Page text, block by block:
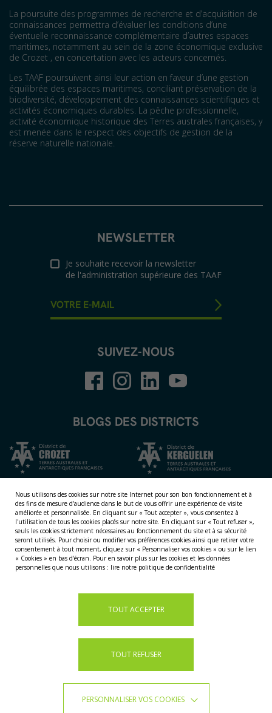
La poursuite des programmes de recherche et d’acquisition de
connaissances permettra d’évaluer les conditions d’une
éventuelle reconnaissance complémentaire d’autres espaces
maritimes, notamment au sein de la zone économique exclusive
de Crozet , en concertation avec les acteurs concernés.
Les TAAF poursuivent ainsi leur action en faveur d’une gestion
équilibrée des espaces maritimes, conciliant préservation de la
biodiversité, développement des connaissances scientifiques et
activités économiques durables. La pêche professionnelle,
activité économique historique des Terres australes françaises, y
est menée dans le respect des objectifs de gestion de la
réserve naturelle nationale.
NEWSLETTER
Je souhaite recevoir la newsletter
de l'administration supérieure des TAAF
SUIVEZ-NOUS
BLOGS DES DISTRICTS
NOS TERRITOIRES
Nous utilisons des cookies sur notre site Internet pour son bon fonctionnement et à
des fins de mesure d'audience dans le but de vous offrir une expérience de visite
améliorée et personnalisée. En cliquant sur « Tout accepter », vous consentez à
l'utilisation de tous les cookies placés sur notre site. En cliquant sur « Tout refuser »,
seuls les cookies strictement nécessaires au fonctionnement du site et à sa sécurité
seront utilisés. Pour choisir ou modifier vos préférences cookies ainsi que retirer votre
consentement à tout moment, cliquez sur « Personnaliser vos cookies » ou sur le lien
« Cookies » en bas d'écran. Pour en savoir plus sur les cookies et les données
personnelles que nous utilisons : lire notre politique de confidentialité
TOUT ACCEPTER
TOUT REFUSER
PERSONNALISER VOS COOKIES